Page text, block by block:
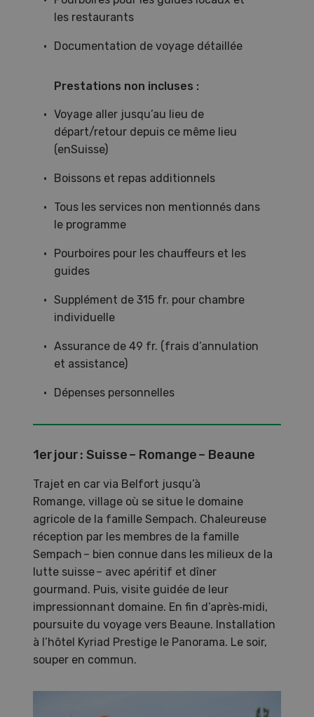
les restaurants
Documentation de voyage détaillée
Prestations non incluses :
Voyage aller jusqu’au lieu de
départ/retour depuis ce même lieu
(enSuisse)
Boissons et repas additionnels
Tous les services non mentionnés dans
le programme
Pourboires pour les chauffeurs et les
guides
Supplément de 315 fr. pour chambre
individuelle
Assurance de 49 fr. (frais d’annulation
et assistance)
Dépenses personnelles
1er jour : Suisse – Romange – Beaune
Trajet en car via Belfort jusqu’à
Romange, village où se situe le domaine
agricole de la famille Sempach. Chaleureuse
réception par les membres de la famille
Sempach – bien connue dans les milieux de la
lutte suisse – avec apéritif et dîner
gourmand. Puis, visite guidée de leur
impressionnant domaine. En fin d’après‑midi,
poursuite du voyage vers Beaune. Installation
à l’hôtel Kyriad Prestige le Panorama. Le soir,
souper en commun.